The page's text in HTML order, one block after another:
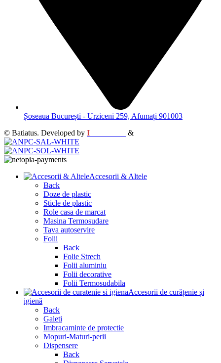
Șoseaua București - Urziceni 259, Afumați 901003
© Batiatus. Developed by I &
Accesorii & Altele
Back
Doze de plastic
Sticle de plastic
Role casa de marcat
Masina Termosudare
Tava autoservire
Folii
Back
Folie Strech
Folii aluminiu
Folii decorative
Folii Termosudabila
Accesorii de curățenie și
igienă
Back
Galeti
Imbracaminte de protectie
Mopuri-Maturi-perii
Dispensere
Back